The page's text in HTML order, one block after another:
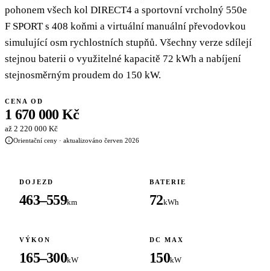
pohonem všech kol DIRECT4 a sportovní vrcholný 550e
F SPORT s 408 koňmi a virtuální manuální převodovkou
simulující osm rychlostních stupňů. Všechny verze sdílejí
stejnou baterii o využitelné kapacitě 72 kWh a nabíjení
stejnosměrným proudem do 150 kW.
CENA OD
1 670 000 Kč
až 2 220 000 Kč
Orientační ceny · aktualizováno červen 2026
DOJEZD
463–559km
BATERIE
72kWh
VÝKON
165–300kW
DC MAX
150kW